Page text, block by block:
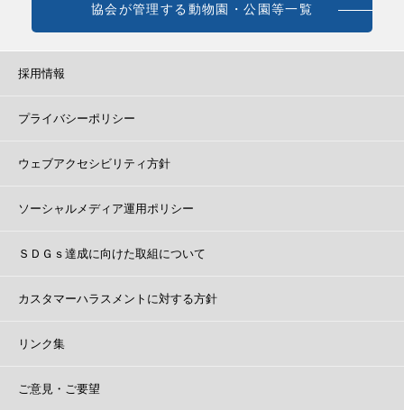
協会が管理する動物園・公園等一覧
採用情報
プライバシーポリシー
ウェブアクセシビリティ方針
ソーシャルメディア運用ポリシー
ＳＤＧｓ達成に向けた取組について
カスタマーハラスメントに対する方針
リンク集
ご意見・ご要望